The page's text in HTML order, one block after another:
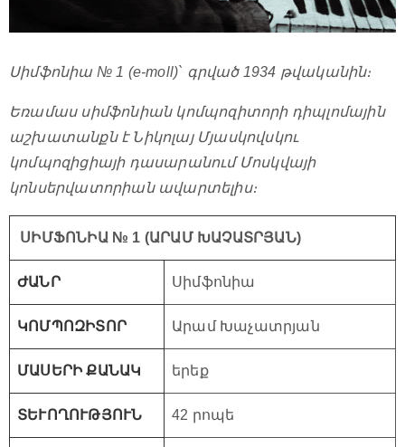
Սիմֆոնիա № 1 (e-moll)` գրված 1934 թվականին։
Եռամաս սիմֆոնիան կոմպոզիտորի դիպլոմային
աշխատանքն է Նիկոլայ Մյասկովսկու
կոմպոզիցիայի դասարանում Մոսկվայի
կոնսերվատորիան ավարտելիս։
ՍԻՄՖՈՆԻԱ № 1 (ԱՐԱՄ ԽԱՉԱՏՐՅԱՆ)
ԺԱՆՐ Սիմֆոնիա
ԿՈՄՊՈԶԻՏՈՐ Արամ Խաչատրյան
ՄԱՍԵՐԻ ՔԱՆԱԿ երեք
ՏԵՒՈՂՈՒԹՅՈՒՆ 42 րոպե